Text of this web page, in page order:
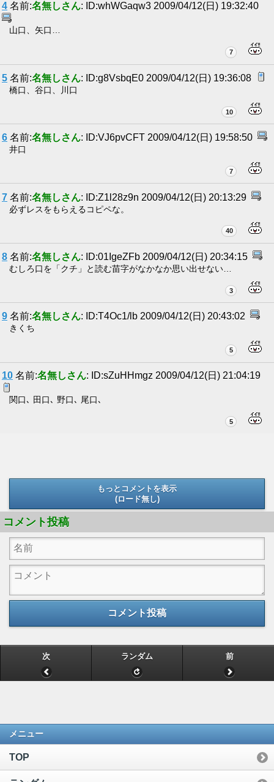
4 名前:名無しさん: ID:whWGaqw3 2009/04/12(日) 19:32:40
山口、矢口…
7
5 名前:名無しさん: ID:g8VsbqE0 2009/04/12(日) 19:36:08
橋口、谷口、川口
10
6 名前:名無しさん: ID:VJ6pvCFT 2009/04/12(日) 19:58:50
井口
7
7 名前:名無しさん: ID:Z1l28z9n 2009/04/12(日) 20:13:29
必ずレスをもらえるコピペな。
40
8 名前:名無しさん: ID:01IgeZFb 2009/04/12(日) 20:34:15
むしろ口を「クチ」と読む苗字がなかなか思い出せない…
3
9 名前:名無しさん: ID:T4Oc1/lb 2009/04/12(日) 20:43:02
きくち
5
10 名前:名無しさん: ID:sZuHHmgz 2009/04/12(日) 21:04:19
関口､ 田口､ 野口､ 尾口､
5
もっとコメントを表示
(ロード無し)
コメント投稿
コメント投稿
次 ランダム 前
メニュー
TOP